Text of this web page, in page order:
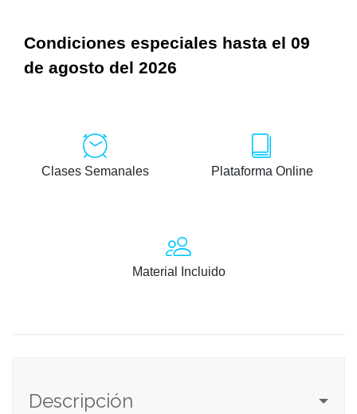
Condiciones especiales hasta el 09
de agosto del 2026
Clases Semanales Plataforma Online
Material Incluido
Descripción